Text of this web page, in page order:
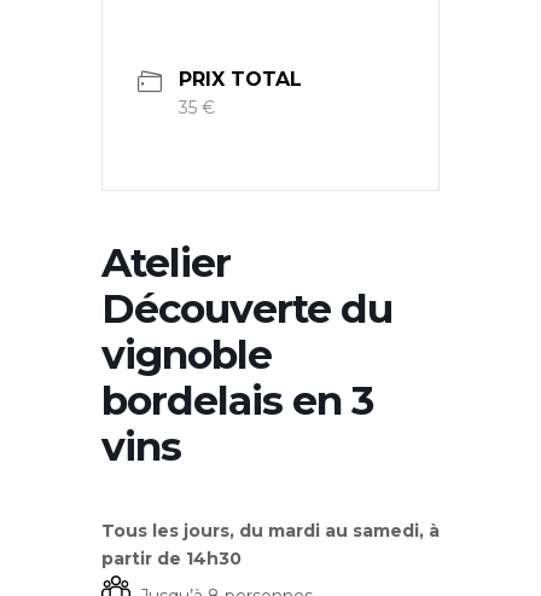
PRIX TOTAL
35 €
Atelier
Découverte du
vignoble
bordelais en 3
vins
Tous les jours, du mardi au samedi, à
partir de 14h30